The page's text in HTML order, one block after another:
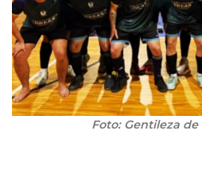
Foto: Gentileza de